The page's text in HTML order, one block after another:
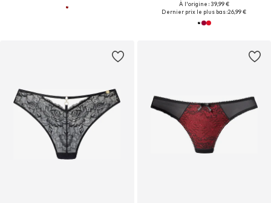
À l'origine : 39,99 €
Dernier prix le plus bas :26,99 €